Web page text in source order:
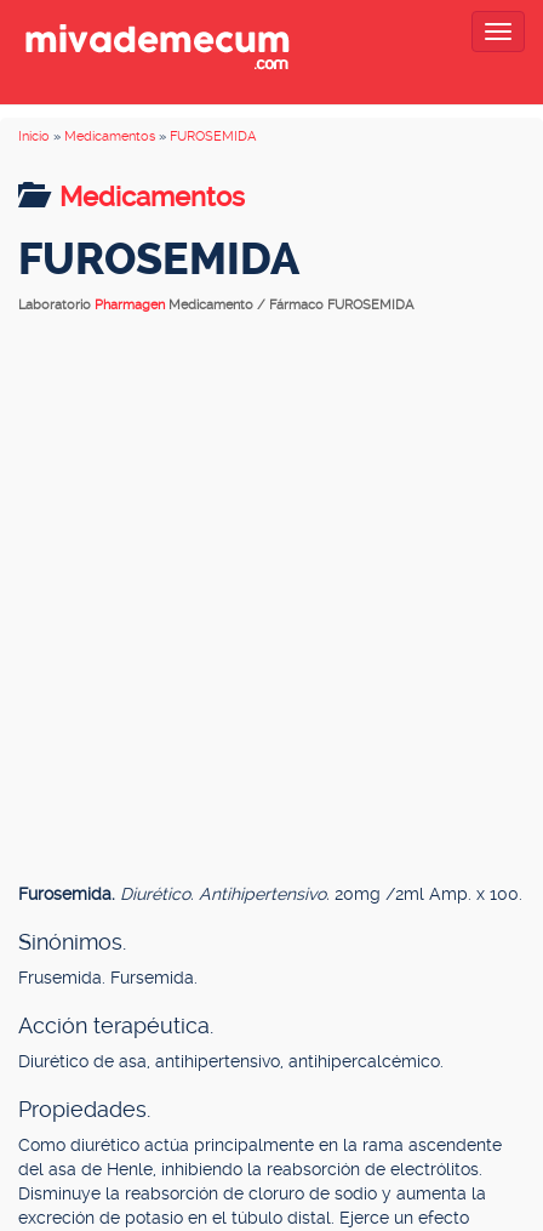
Inicio » Medicamentos » FUROSEMIDA
Medicamentos
FUROSEMIDA
Laboratorio Pharmagen Medicamento / Fármaco FUROSEMIDA
Furosemida. Diurético. Antihipertensivo. 20mg /2ml Amp. x 100.
Sinónimos.
Frusemida. Fursemida.
Acción terapéutica.
Diurético de asa, antihipertensivo, antihipercalcémico.
Propiedades.
Como diurético actúa principalmente en la rama ascendente
del asa de Henle, inhibiendo la reabsorción de electrólitos.
Disminuye la reabsorción de cloruro de sodio y aumenta la
excreción de potasio en el túbulo distal. Ejerce un efecto